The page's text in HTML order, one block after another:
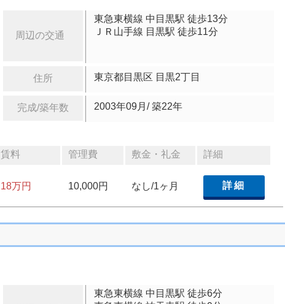
周辺の交通
東急東横線 中目黒駅 徒歩13分
ＪＲ山手線 目黒駅 徒歩11分
住所 東京都目黒区 目黒2丁目
完成/築年数 2003年09月/ 築22年
賃料 管理費 敷金・礼金 詳細
18万円 10,000円 なし/1ヶ月 詳細
東急東横線 中目黒駅 徒歩6分